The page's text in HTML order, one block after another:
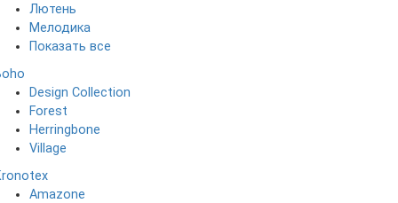
Лютень
Мелодика
Показать все
Design Collection
Forest
Herringbone
Village
Amazone